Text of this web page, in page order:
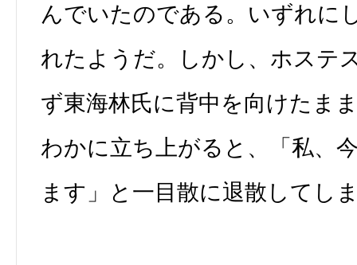
んでいたのである。いずれに
れたようだ。しかし、ホステ
ず東海林氏に背中を向けたま
わかに立ち上がると、「私、
ます」と一目散に退散してし